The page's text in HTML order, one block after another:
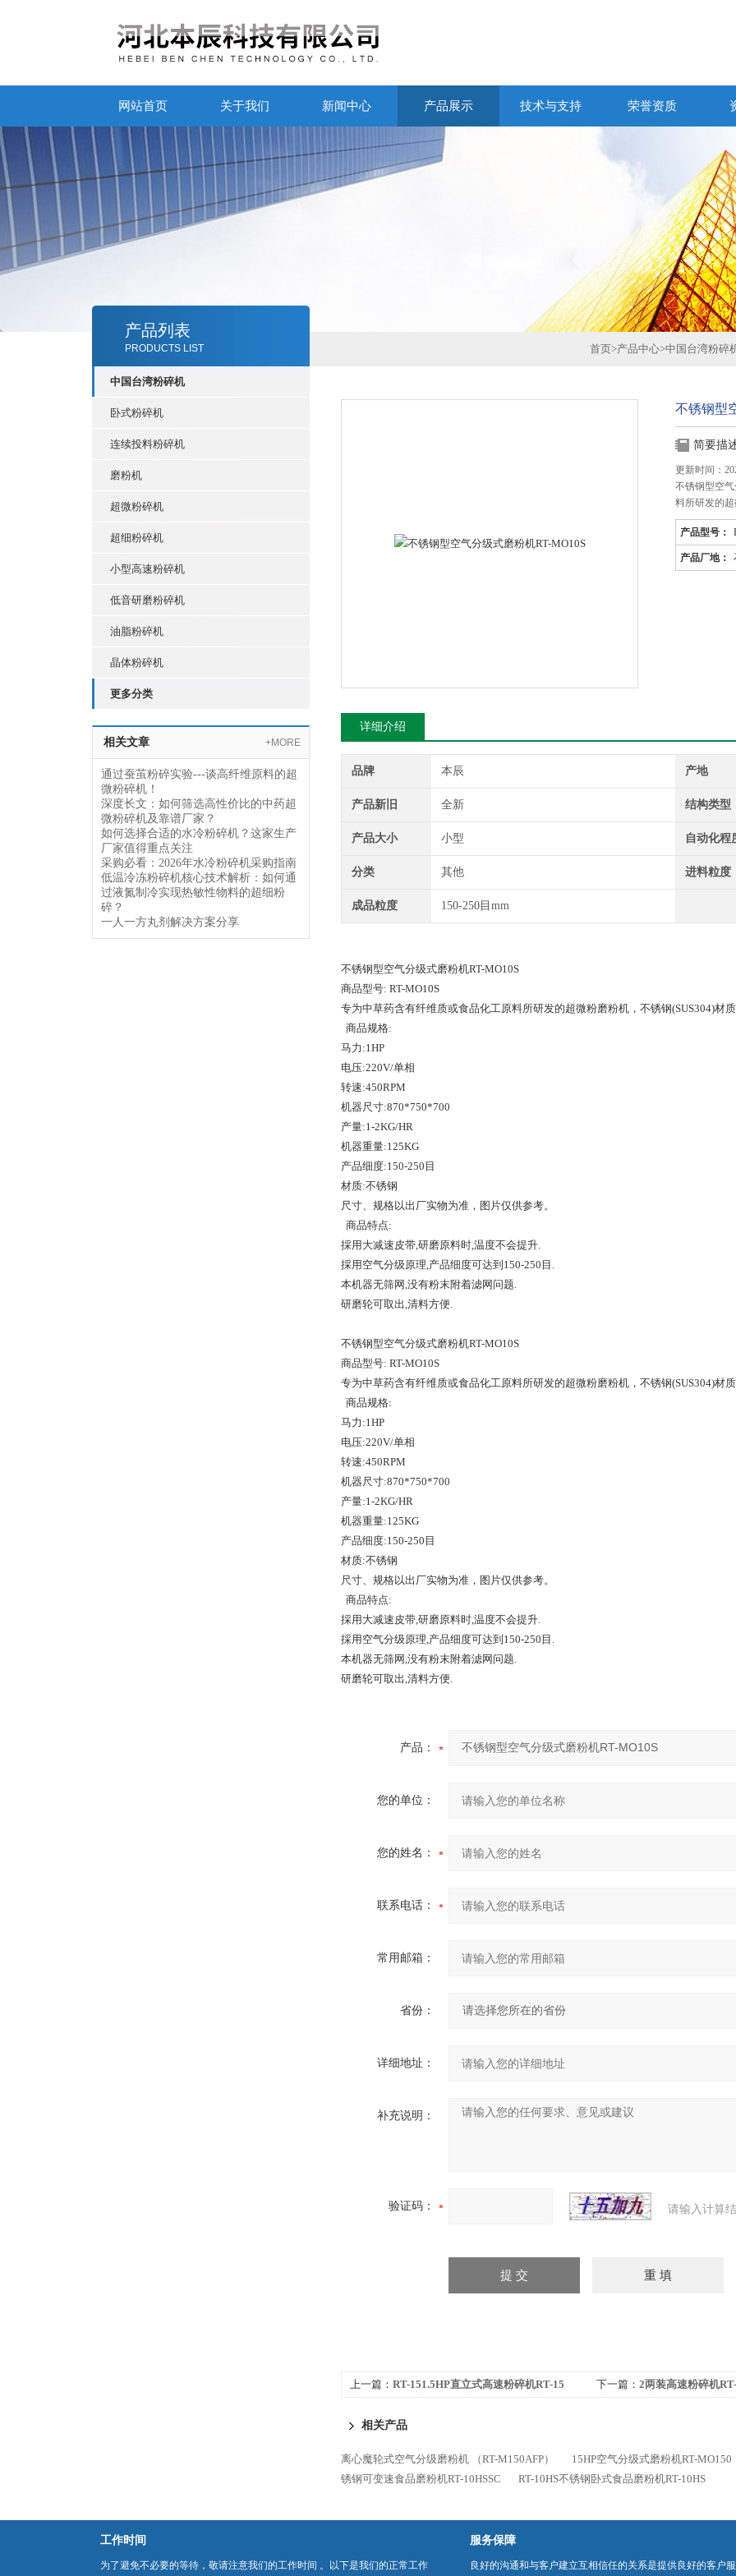
网站首页 关于我们 新闻中心 产品展示 技术与支持 荣誉资质
产品列表
PRODUCTS LIST
中国台湾粉碎机
卧式粉碎机
连续投料粉碎机
磨粉机
超微粉碎机
超细粉碎机
小型高速粉碎机
低音研磨粉碎机
油脂粉碎机
晶体粉碎机
更多分类
相关文章 +MORE
通过蚕茧粉碎实验---谈高纤维原料的超
微粉碎机！
深度长文：如何筛选高性价比的中药超
微粉碎机及靠谱厂家？
如何选择合适的水冷粉碎机？这家生产
厂家值得重点关注
采购必看：2026年水冷粉碎机采购指南
低温冷冻粉碎机核心技术解析：如何通
过液氮制冷实现热敏性物料的超细粉
碎？
一人一方丸剂解决方案分享
首页>产品中心>中国台湾粉碎
不锈钢型
简要描
更新时间：
不锈钢型空
料所研发的
产品型号：
产品厂地：
详细介绍
品牌 本辰 产地
产品新旧 全新 结构类型
产品大小 小型 自动化程
分类 其他 进料粒度
成品粒度 150-250目mm
不锈钢型空气分级式磨粉机RT-MO10S
商品型号: RT-MO10S
专为中草药含有纤维质或食品化工原料所研发的超微粉磨粉机，不锈钢(SUS304)材
商品规格:
马力:1HP
电压:220V/单相
转速:450RPM
机器尺寸:870*750*700
产量:1-2KG/HR
机器重量:125KG
产品细度:150-250目
材质:不锈钢
尺寸、规格以出厂实物为准，图片仅供参考。
商品特点:
採用大减速皮带,研磨原料时,温度不会提升.
採用空气分级原理,产品细度可达到150-250目.
本机器无筛网,没有粉末附着滤网问题.
研磨轮可取出,清料方便.
不锈钢型空气分级式磨粉机RT-MO10S
商品型号: RT-MO10S
专为中草药含有纤维质或食品化工原料所研发的超微粉磨粉机，不锈钢(SUS304)材
商品规格:
马力:1HP
电压:220V/单相
转速:450RPM
机器尺寸:870*750*700
产量:1-2KG/HR
机器重量:125KG
产品细度:150-250目
材质:不锈钢
尺寸、规格以出厂实物为准，图片仅供参考。
商品特点:
採用大减速皮带,研磨原料时,温度不会提升.
採用空气分级原理,产品细度可达到150-250目.
本机器无筛网,没有粉末附着滤网问题.
研磨轮可取出,清料方便.
产品：
您的单位：
您的姓名：
联系电话：
常用邮箱：
省份：
详细地址：
补充说明：
验证码： 请输入计算
上一篇： RT-151.5HP直立式高速粉碎机RT-15 下一篇： 2两装高速粉碎机
相关产品
离心魔轮式空气分级磨粉机 （RT-M150AFP）
15HP空气分级式磨粉机RT-MO150
锈钢可变速食品磨粉机RT-10HSSC
RT-10HS不锈钢卧式食品磨粉机RT-10HS
工作时间
为了避免不必要的等待，敬请注意我们的工作时间 。以下是我们的正常工作
服务保障
良好的沟通和与客户建立互相信任的关系是提供良好的客户